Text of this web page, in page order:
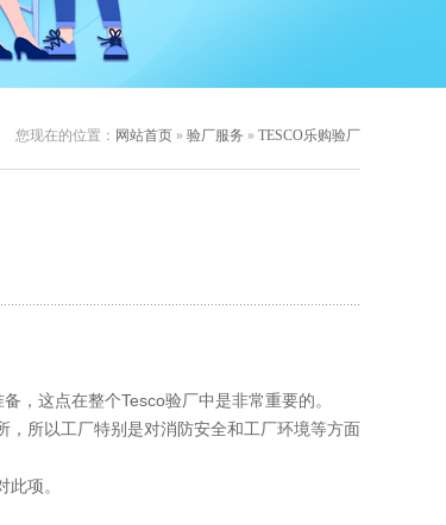
您现在的位置： 网站首页 » 验厂服务 » TESCO乐购验厂
这点在整个Tesco验厂中是非常重要的。
所以工厂特别是对消防安全和工厂环境等方面
项。